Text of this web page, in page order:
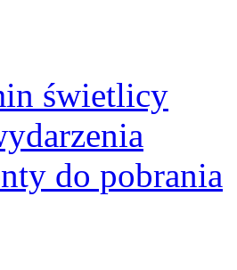
świetlicy
do pobrania